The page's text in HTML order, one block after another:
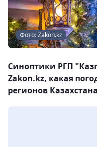
Фото: Zakon.kz
Синоптики РГП
Zakon.kz, какая
регионов